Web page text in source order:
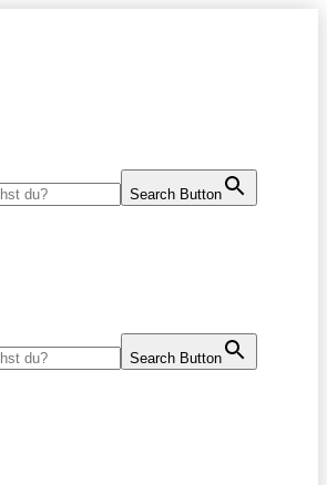
Search Button
Search Button